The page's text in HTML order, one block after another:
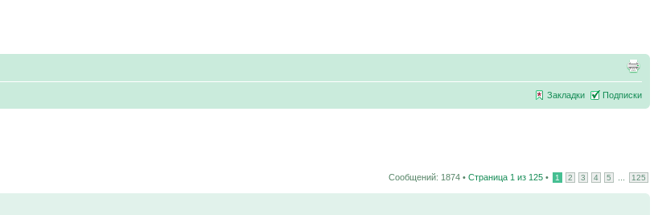
Закладки Подписки
Сообщений: 1874 • Страница 1 из 125 • 1 2 3 4 5 125